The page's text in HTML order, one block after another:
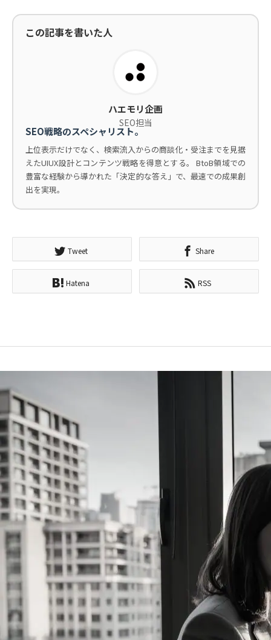
この記事を書いた人
ハエモリ企画
SEO担当
SEO戦略のスペシャリスト。
上位表示だけでなく、検索流入からの商談化・受注までを見据
えたUIUX設計とコンテンツ戦略を得意とする。 BtoB領域での
豊富な経験から導かれた「決定的な答え」で、最速での成果創
出を実現。
Tweet Share
Hatena RSS